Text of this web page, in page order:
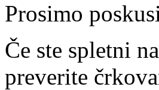
Prosimo
Če ste spletni
preverite